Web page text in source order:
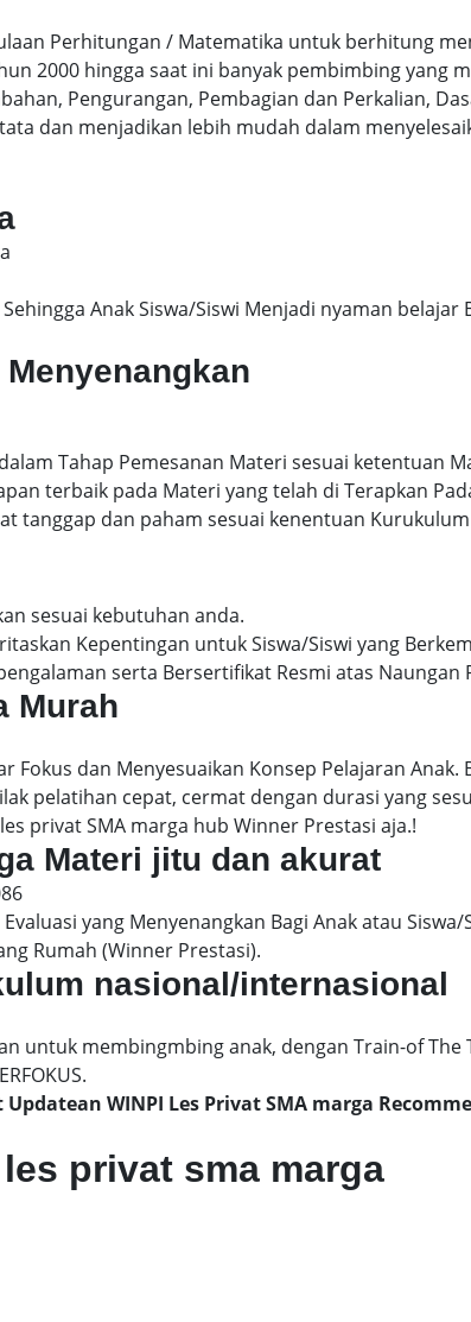
Perhitungan / Matematika untuk berhitung
2000 hingga saat ini banyak pembimbing yang
Pengurangan, Pembagian dan Perkalian,
dan menjadikan lebih mudah dalam
Anak Siswa/Siswi Menjadi nyaman
Tahap Pemesanan Materi sesuai ketentuan
terbaik pada Materi yang telah di Terapkan
tanggap dan paham sesuai kenentuan
sesuai kebutuhan anda.
Kepentingan untuk Siswa/Siswi yang
serta Bersertifikat Resmi atas Naungan
Murah
Fokus dan Menyesuaikan Konsep Pelajaran
pelatihan cepat, cermat dengan durasi yang
privat SMA marga hub Winner Prestasi aja.!
Materi jitu dan akurat
yang Menyenangkan Bagi Anak atau Siswa/
Rumah (Winner Prestasi).
nasional/internasional
untuk membingmbing anak, dengan Train-of
WINPI Les Privat SMA marga
les privat sma marga